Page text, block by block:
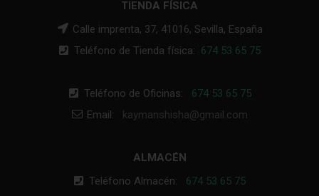
TIENDA FÍSICA
Calle imprenta, 37, 41016, Sevilla, España
Teléfono de Tienda física: 674 53 65 75
Teléfono de Oficinas: 674 53 65 75
Email: kaymanshisha@gmail.com
ALMACÉN
Teléfono Almacén: 674 53 65 75